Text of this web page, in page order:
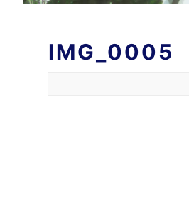
IMG_0005